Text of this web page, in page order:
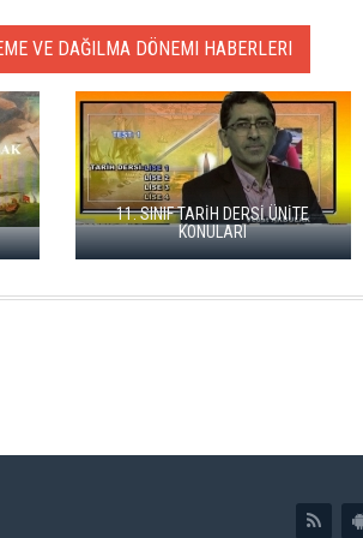
VE DAĞILMA DÖNEMI HABERLERI
11. SINIF TARİH DERSİ ÜNİTE
KONULARI